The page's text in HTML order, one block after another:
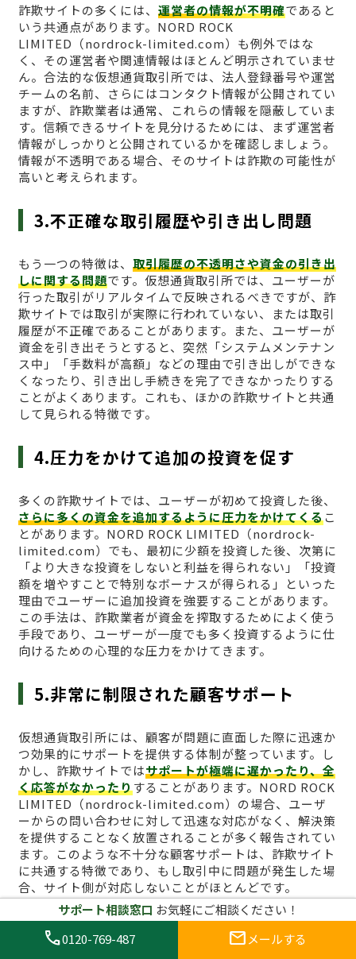
詐欺サイトの多くには、 運営者の情報が不明確であると
いう共通点があります。NORD ROCK
LIMITED（nordrock-limited.com）も例外ではな
く、その運営者や関連情報はほとんど明示されていませ
ん。合法的な仮想通貨取引所では、法人登録番号や運営
チームの名前、さらにはコンタクト情報が公開されてい
ますが、詐欺業者は通常、これらの情報を隠蔽していま
す。信頼できるサイトを見分けるためには、まず運営者
情報がしっかりと公開されているかを確認しましょう。
情報が不透明である場合、そのサイトは詐欺の可能性が
高いと考えられます。
3.不正確な取引履歴や引き出し問題
もう一つの特徴は、 取引履歴の不透明さや資金の引き出
しに関する問題です。仮想通貨取引所では、ユーザーが
行った取引がリアルタイムで反映されるべきですが、詐
欺サイトでは取引が実際に行われていない、または取引
履歴が不正確であることがあります。また、ユーザーが
資金を引き出そうとすると、突然「システムメンテナン
ス中」「手数料が高額」などの理由で引き出しができな
くなったり、引き出し手続きを完了できなかったりする
ことがよくあります。これも、ほかの詐欺サイトと共通
して見られる特徴です。
4.圧力をかけて追加の投資を促す
多くの詐欺サイトでは、ユーザーが初めて投資した後、
さらに多くの資金を追加するように圧力をかけてくるこ
とがあります。NORD ROCK LIMITED（nordrock-
limited.com）でも、最初に少額を投資した後、次第に
「より大きな投資をしないと利益を得られない」「投資
額を増やすことで特別なボーナスが得られる」といった
理由でユーザーに追加投資を強要することがあります。
この手法は、詐欺業者が資金を搾取するためによく使う
手段であり、ユーザーが一度でも多く投資するように仕
向けるための心理的な圧力をかけてきます。
5.非常に制限された顧客サポート
仮想通貨取引所には、顧客が問題に直面した際に迅速か
つ効果的にサポートを提供する体制が整っています。し
かし、詐欺サイトではサポートが極端に遅かったり、全
く応答がなかったりすることがあります。NORD ROCK
LIMITED（nordrock-limited.com）の場合、ユーザ
ーからの問い合わせに対して迅速な対応がなく、解決策
を提供することなく放置されることが多く報告されてい
ます。このような不十分な顧客サポートは、詐欺サイト
に共通する特徴であり、もし取引中に問題が発生した場
合、サイト側が対応しないことがほとんどです。
6.過度なマーケティングと宣伝
サポート相談窓口 お気軽にご相談ください！
call0120-769-487 mail メールする